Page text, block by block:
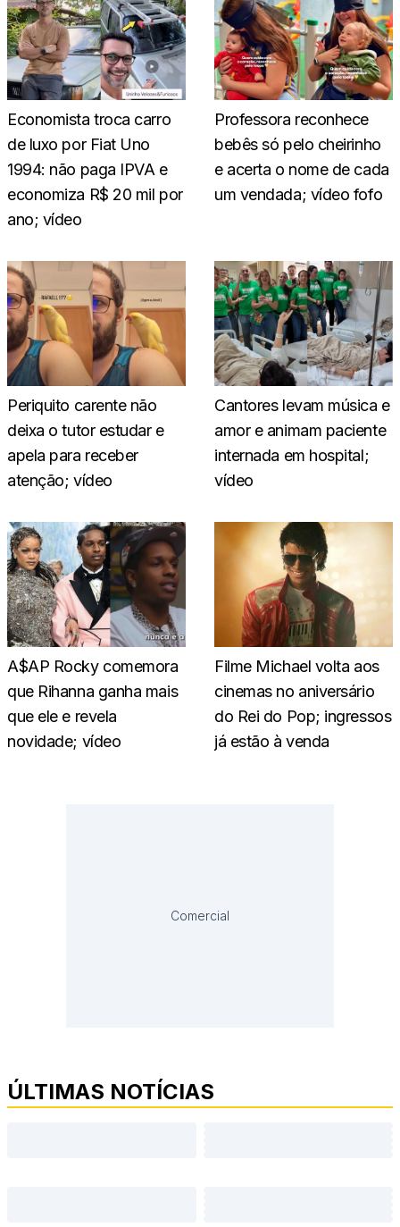
Economista troca carro
de luxo por Fiat Uno
1994: não paga IPVA e
economiza R$ 20 mil por
ano; vídeo
Professora reconhece
bebês só pelo cheirinho
e acerta o nome de cada
um vendada; vídeo fofo
Periquito carente não
deixa o tutor estudar e
apela para receber
atenção; vídeo
Cantores levam música e
amor e animam paciente
internada em hospital;
vídeo
A$AP Rocky comemora
que Rihanna ganha mais
que ele e revela
novidade; vídeo
Filme Michael volta aos
cinemas no aniversário
do Rei do Pop; ingressos
já estão à venda
Comercial
ÚLTIMAS NOTÍCIAS